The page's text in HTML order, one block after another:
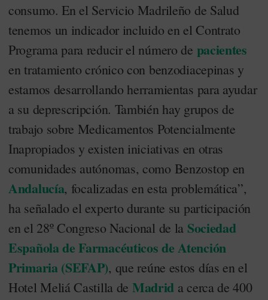
consumo. En el Servicio Madrileño de Salud
tenemos un indicador incluido en el Contrato
Programa para reducir el número de pacientes
en tratamiento crónico con benzodiacepinas y
estamos desarrollando herramientas para ayudar
a su deprescripción. También hay grupos de
trabajo sobre Medicamentos Potencialmente
Inapropiados y existen iniciativas en otras
comunidades autónomas, como Benzostop en
Andalucía, focalizadas en esta problemática”,
ha señalado el experto durante su participación
en el 28º Congreso Nacional de la Sociedad
Española de Farmacéuticos de Atención
Primaria (SEFAP), que reúne estos días en el
Hotel Meliá Castilla de Madrid a cerca de 400